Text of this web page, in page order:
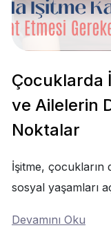
Çocuklarda
ve Ailelerin
Noktalar
İşitme, çocukların
sosyal yaşamları
Devamını Oku